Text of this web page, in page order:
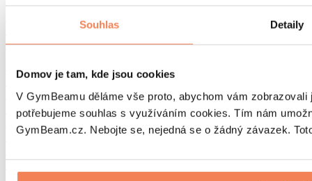
Souhlas Detaily
Domov je tam, kde jsou cookies
V GymBeamu děláme vše proto, abychom vám
potřebujeme souhlas s využíváním cookies. Tím nám
GymBeam.cz. Nebojte se, nejedná se o žádný závazek.
Batohy
Běh
Bojové sporty
Cyklistika
Jóga a pilates
Otužování
Turistika